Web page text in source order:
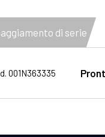
di serie
001N363335